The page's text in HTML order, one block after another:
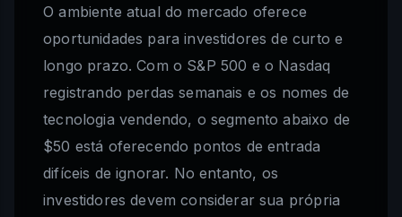
O ambiente atual do mercado oferece
oportunidades para investidores de curto e
longo prazo. Com o S&P 500 e o Nasdaq
registrando perdas semanais e os nomes de
tecnologia vendendo, o segmento abaixo de
$50 está oferecendo pontos de entrada
difíceis de ignorar. No entanto, os
investidores devem considerar sua própria